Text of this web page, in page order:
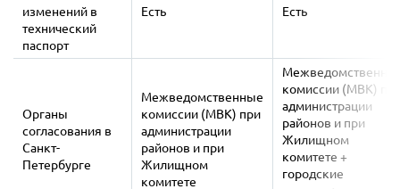
изменений в
технический
паспорт
Есть Есть
Органы
согласования в
Санкт-
Петербурге
Межведомственные
комиссии (МВК) при
администрации
районов и при
Жилищном
комитете
комиссии (МВК)
администрации
районов и при
Жилищном
комитете +
городские